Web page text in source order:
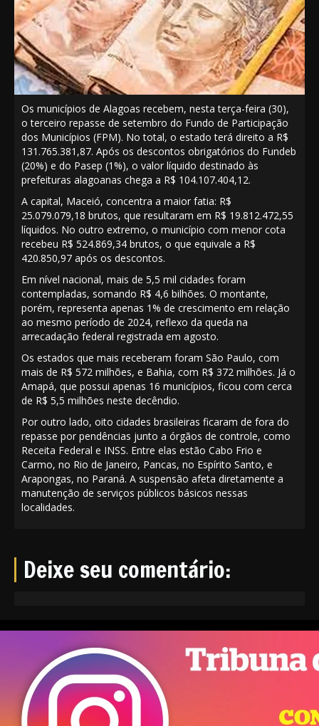
Os municípios de Alagoas recebem, nesta terça-feira (30),
o terceiro repasse de setembro do Fundo de Participação
dos Municípios (FPM). No total, o estado terá direito a R$
131.765.381,87. Após os descontos obrigatórios do Fundeb
(20%) e do Pasep (1%), o valor líquido destinado às
prefeituras alagoanas chega a R$ 104.107.404,12.
A capital, Maceió, concentra a maior fatia: R$
25.079.079,18 brutos, que resultaram em R$ 19.812.472,55
líquidos. No outro extremo, o município com menor cota
recebeu R$ 524.869,34 brutos, o que equivale a R$
420.850,97 após os descontos.
Em nível nacional, mais de 5,5 mil cidades foram
contempladas, somando R$ 4,6 bilhões. O montante,
porém, representa apenas 1% de crescimento em relação
ao mesmo período de 2024, reflexo da queda na
arrecadação federal registrada em agosto.
Os estados que mais receberam foram São Paulo, com
mais de R$ 572 milhões, e Bahia, com R$ 372 milhões. Já o
Amapá, que possui apenas 16 municípios, ficou com cerca
de R$ 5,5 milhões neste decêndio.
Por outro lado, oito cidades brasileiras ficaram de fora do
repasse por pendências junto a órgãos de controle, como
Receita Federal e INSS. Entre elas estão Cabo Frio e
Carmo, no Rio de Janeiro, Pancas, no Espírito Santo, e
Arapongas, no Paraná. A suspensão afeta diretamente a
manutenção de serviços públicos básicos nessas
localidades.
Deixe seu comentário: